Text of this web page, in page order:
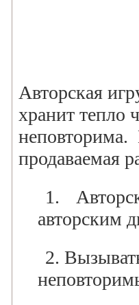
Авторская
хранит тепло
неповторима.
продаваемая
1.
авторским
2. Вызывать